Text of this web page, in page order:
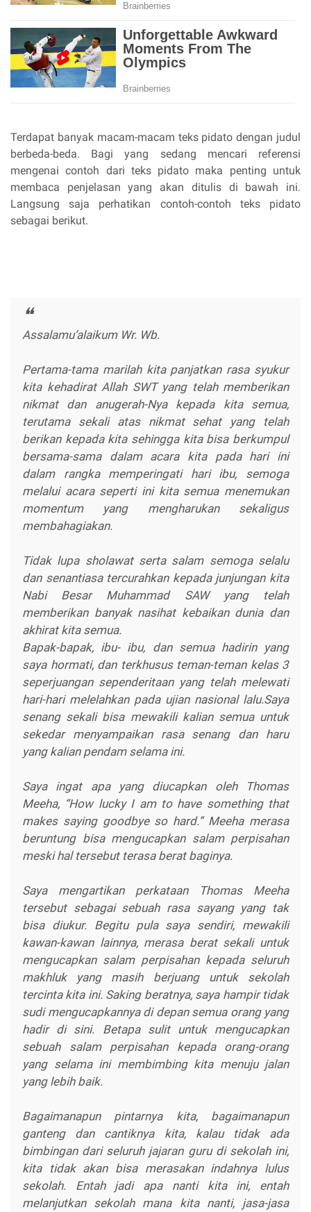
Terdapat banyak macam-macam teks pidato dengan judul
berbeda-beda. Bagi yang sedang mencari referensi
mengenai contoh dari teks pidato maka penting untuk
membaca penjelasan yang akan ditulis di bawah ini.
Langsung saja perhatikan contoh-contoh teks pidato
sebagai berikut.
Assalamu’alaikum Wr. Wb.
Pertama-tama marilah kita panjatkan rasa syukur
kita kehadirat Allah SWT yang telah memberikan
nikmat dan anugerah-Nya kepada kita semua,
terutama sekali atas nikmat sehat yang telah
berikan kepada kita sehingga kita bisa berkumpul
bersama-sama dalam acara kita pada hari ini
dalam rangka memperingati hari ibu, semoga
melalui acara seperti ini kita semua menemukan
momentum yang mengharukan sekaligus
membahagiakan.
Tidak lupa sholawat serta salam semoga selalu
dan senantiasa tercurahkan kepada junjungan kita
Nabi Besar Muhammad SAW yang telah
memberikan banyak nasihat kebaikan dunia dan
akhirat kita semua.
Bapak-bapak, ibu- ibu, dan semua hadirin yang
saya hormati, dan terkhusus teman-teman kelas 3
seperjuangan sependeritaan yang telah melewati
hari-hari melelahkan pada ujian nasional lalu.Saya
senang sekali bisa mewakili kalian semua untuk
sekedar menyampaikan rasa senang dan haru
yang kalian pendam selama ini.
Saya ingat apa yang diucapkan oleh Thomas
Meeha, “How lucky I am to have something that
makes saying goodbye so hard.” Meeha merasa
beruntung bisa mengucapkan salam perpisahan
meski hal tersebut terasa berat baginya.
Saya mengartikan perkataan Thomas Meeha
tersebut sebagai sebuah rasa sayang yang tak
bisa diukur. Begitu pula saya sendiri, mewakili
kawan-kawan lainnya, merasa berat sekali untuk
mengucapkan salam perpisahan kepada seluruh
makhluk yang masih berjuang untuk sekolah
tercinta kita ini. Saking beratnya, saya hampir tidak
sudi mengucapkannya di depan semua orang yang
hadir di sini. Betapa sulit untuk mengucapkan
sebuah salam perpisahan kepada orang-orang
yang selama ini membimbing kita menuju jalan
yang lebih baik.
Bagaimanapun pintarnya kita, bagaimanapun
ganteng dan cantiknya kita, kalau tidak ada
bimbingan dari seluruh jajaran guru di sekolah ini,
kita tidak akan bisa merasakan indahnya lulus
sekolah. Entah jadi apa nanti kita ini, entah
melanjutkan sekolah mana kita nanti, jasa-jasa